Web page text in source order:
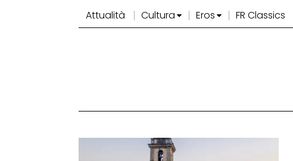
Attualità Cultura Eros FR Classics